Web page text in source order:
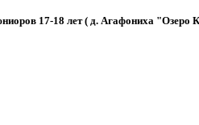
17-18 лет ( д. Агафониха "Озеро